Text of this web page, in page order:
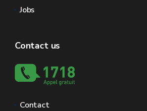
Jobs
Contact us
Contact